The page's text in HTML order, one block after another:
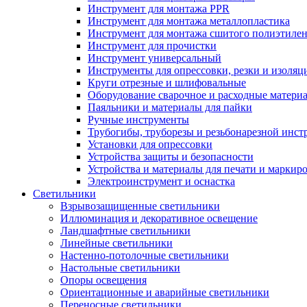
Инструмент для монтажа PPR
Инструмент для монтажа металлопластика
Инструмент для монтажа сшитого
Инструмент для прочистки
Инструмент универсальный
Инструменты для опрессовки, резки и
Круги отрезные и шлифовальные
Оборудование сварочное и расходные
Паяльники и материалы для пайки
Ручные инструменты
Трубогибы, труборезы и резьбонарезной
Установки для опрессовки
Устройства защиты и безопасности
Устройства и материалы для печати и
Электроинструмент и оснастка
Светильники
Взрывозащищенные светильники
Иллюминация и декоративное освещение
Ландшафтные светильники
Линейные светильники
Настенно-потолочные светильники
Настольные светильники
Опоры освещения
Ориентационные и аварийные светильники
Переносные светильники